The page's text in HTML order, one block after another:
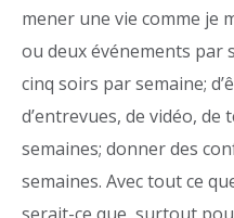
mener une vie comme je
ou deux événements par
cinq soirs par semaine;
d’entrevues, de vidéo,
semaines; donner des
semaines. Avec tout ce